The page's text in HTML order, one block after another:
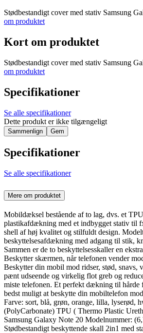
Stødbestandigt cover med stativ Samsung
om produktet
Kort om produktet
Stødbestandigt cover med stativ Samsung
om produktet
Specifikationer
Se alle specifikationer
Dette produkt er ikke tilgængeligt
Sammenlign Gem
Specifikationer
Se alle specifikationer
Mere om produktet
Mobildæksel bestående af to lag, dvs. et
plastikafdækning med et indbygget stativ til
shell af høj kvalitet og stilfuldt design.
beskyttelsesafdækning med adgang til stik,
Sammen er de to beskyttelsesskaller en
Beskytter skærmen, når telefonen vender
Beskytter din mobil mod ridser, stød, snavs,
pænt udseende og virkelig flot greb og
miste telefonen. Et perfekt dækning til hårde
bedst muligt at beskytte din mobiltelefon
Farve: sort, blå, grøn, orange, lilla, lyserød,
(PolyCarbonate) TPU ( Thermo Plastic
Samsung Galaxy Note 20 Modelnummer:
Stødbestandigt beskyttende skall 2in1 med